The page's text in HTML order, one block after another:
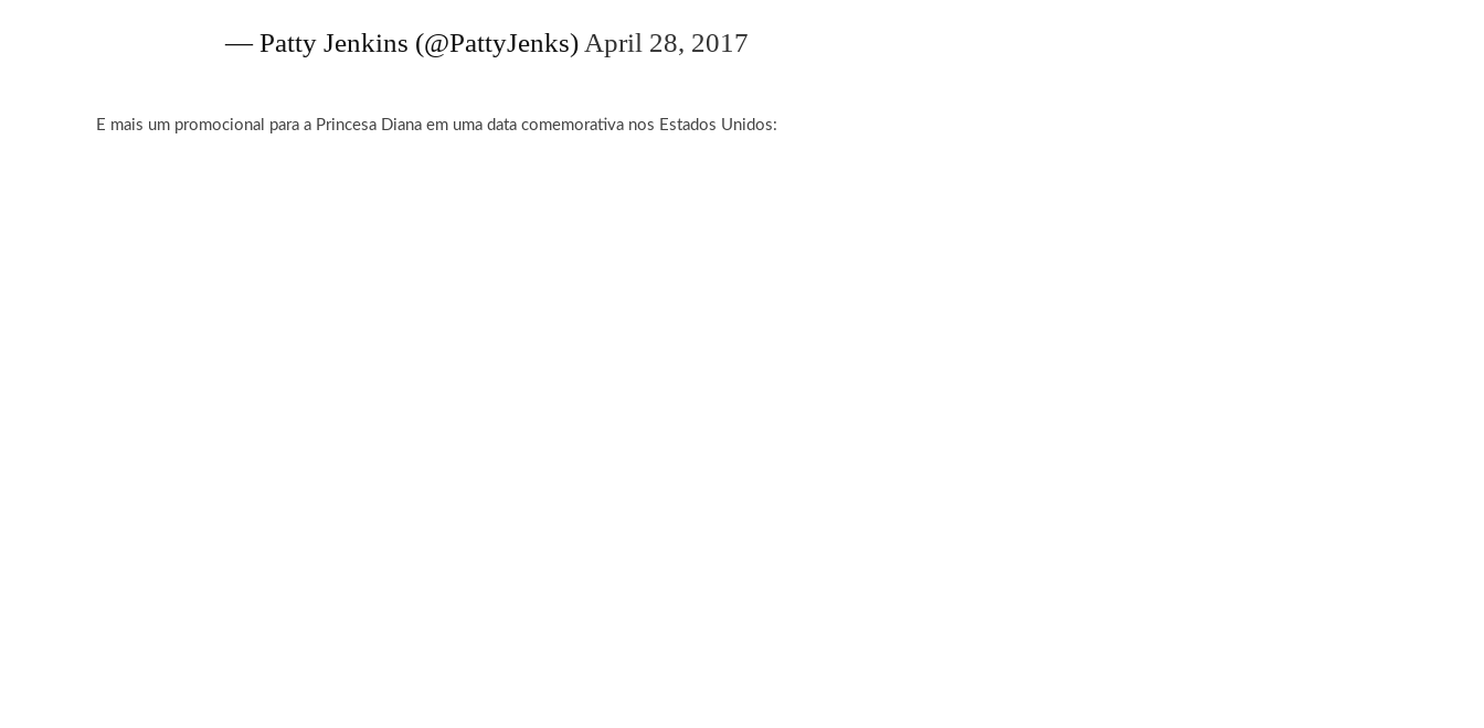
— Patty Jenkins (@PattyJenks) April 28, 2017
E mais um promocional para a Princesa Diana em uma data comemorativa nos Estados Unidos: